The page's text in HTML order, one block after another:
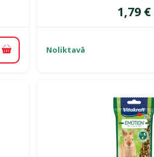
Pievienot grozam
Cena
1,79 €
Noliktavā